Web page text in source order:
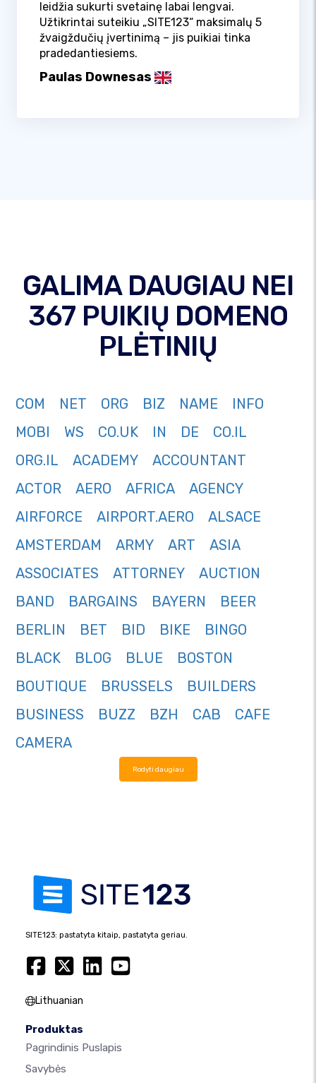
leidžia sukurti svetainę labai lengvai.
Užtikrintai suteikiu „SITE123“ maksimalų 5
žvaigždučių įvertinimą – jis puikiai tinka
pradedantiesiems.
Paulas Downesas
GALIMA DAUGIAU NEI
367 PUIKIŲ DOMENO
PLĖTINIŲ
COM NET ORG BIZ NAME
INFO
MOBI
WS CO.UK IN DE
CO.IL
ORG.IL
ACADEMY
ACCOUNTANT
ACTOR
AERO AFRICA
AGENCY
AIRFORCE
AIRPORT.AERO
ALSACE
AMSTERDAM
ARMY ART
ASIA
ASSOCIATES
ATTORNEY
AUCTION
BAND
BARGAINS BAYERN
BEER
BERLIN
BET BID BIKE
BINGO
BLACK
BLOG BLUE
BOSTON
BOUTIQUE
BRUSSELS
BUILDERS
BUSINESS
BUZZ BZH CAB
CAFE
CAMERA
Rodyti daugiau
SITE123: pastatyta kitaip, pastatyta geriau.
Lithuanian
Produktas
Pagrindinis Puslapis
Savybės